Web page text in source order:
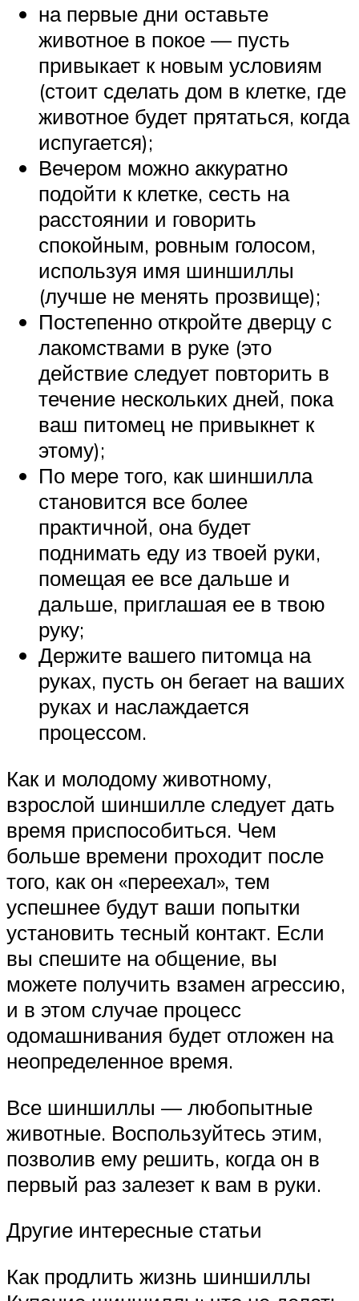
на первые дни оставьте
животное в покое — пусть
привыкает к новым условиям
(стоит сделать дом в клетке, где
животное будет прятаться, когда
испугается);
Вечером можно аккуратно
подойти к клетке, сесть на
расстоянии и говорить
спокойным, ровным голосом,
используя имя шиншиллы
(лучше не менять прозвище);
Постепенно откройте дверцу с
лакомствами в руке (это
действие следует повторить в
течение нескольких дней, пока
ваш питомец не привыкнет к
этому);
По мере того, как шиншилла
становится все более
практичной, она будет
поднимать еду из твоей руки,
помещая ее все дальше и
дальше, приглашая ее в твою
руку;
Держите вашего питомца на
руках, пусть он бегает на ваших
руках и наслаждается
процессом.
Как и молодому животному,
взрослой шиншилле следует дать
время приспособиться. Чем
больше времени проходит после
того, как он «переехал», тем
успешнее будут ваши попытки
установить тесный контакт. Если
вы спешите на общение, вы
можете получить взамен агрессию,
и в этом случае процесс
одомашнивания будет отложен на
неопределенное время.
Все шиншиллы — любопытные
животные. Воспользуйтесь этим,
позволив ему решить, когда он в
первый раз залезет к вам в руки.
Другие интересные статьи
Как продлить жизнь шиншиллы